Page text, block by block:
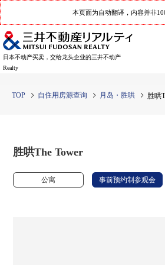
本页面为自动翻译，内容并非
日本不动产买卖，交给龙头企业的三井不动产
Realty
TOP 自住用房源查询 月岛・胜哄 胜哄
胜哄The Tower
公寓 事前预约制参观会